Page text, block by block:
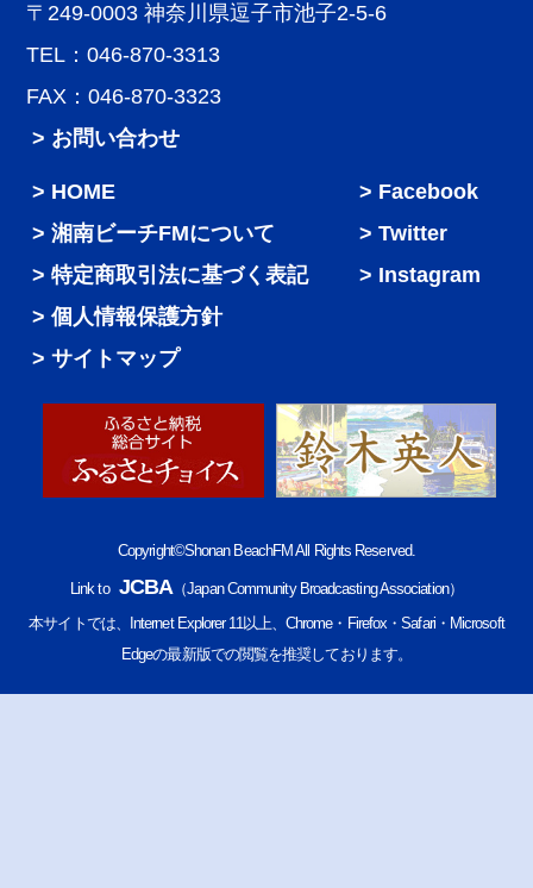
〒249-0003 神奈川県逗子市池子2-5-6
TEL：046-870-3313
FAX：046-870-3323
> お問い合わせ
HOME
湘南ビーチFMについて
特定商取引法に基づく表記
個人情報保護方針
サイトマップ
Facebook
Twitter
Instagram
Copyright©Shonan BeachFM All Rights Reserved.
Link to JCBA（Japan Community Broadcasting Association）
本サイトでは、Internet Explorer 11以上、Chrome・Firefox・Safari・Microsoft
Edgeの最新版での閲覧を推奨しております。